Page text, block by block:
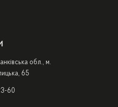
обл., м.
65
60